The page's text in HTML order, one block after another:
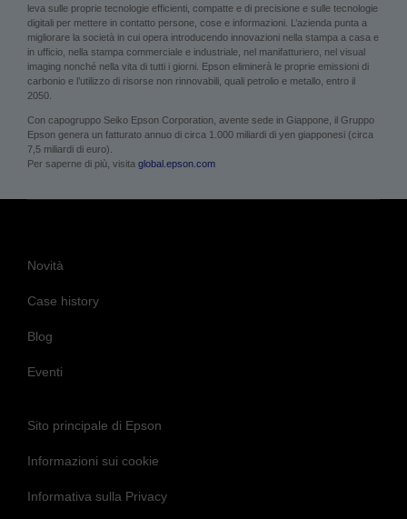
leva sulle proprie tecnologie efficienti, compatte e di precisione e sulle tecnologie
digitali per mettere in contatto persone, cose e informazioni. L’azienda punta a
migliorare la società in cui opera introducendo innovazioni nella stampa a casa e
in ufficio, nella stampa commerciale e industriale, nel manifatturiero, nel visual
imaging nonché nella vita di tutti i giorni. Epson eliminerà le proprie emissioni di
carbonio e l’utilizzo di risorse non rinnovabili, quali petrolio e metallo, entro il
2050.
Con capogruppo Seiko Epson Corporation, avente sede in Giappone, il Gruppo
Epson genera un fatturato annuo di circa 1.000 miliardi di yen giapponesi (circa
7,5 miliardi di euro).
Per saperne di più, visita global.epson.com
Novità
Case history
Blog
Eventi
Sito principale di Epson
Informazioni sui cookie
Informativa sulla Privacy